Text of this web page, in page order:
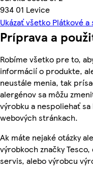
934 01 Levice
Ukázať všetko Plátkové
Príprava a
Robíme všetko pre to,
informácií o produkte,
neustále menia, tak
alergénov sa môžu
výrobku a nespoliehať
webových stránkach.
Ak máte nejaké otázky
výrobkoch značky
servis, alebo výrobcu